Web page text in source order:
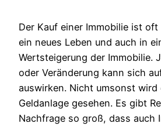
Der Kauf einer Immobilie ist
ein neues Leben und auch in
Wertsteigerung der Immobilie.
oder Veränderung kann sich
auswirken. Nicht umsonst wird
Geldanlage gesehen. Es gibt
Nachfrage so groß, dass auch